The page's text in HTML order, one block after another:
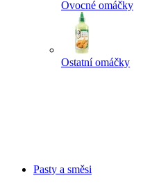
Ovocné omáčky
Ostatní omáčky
Pasty a směsi